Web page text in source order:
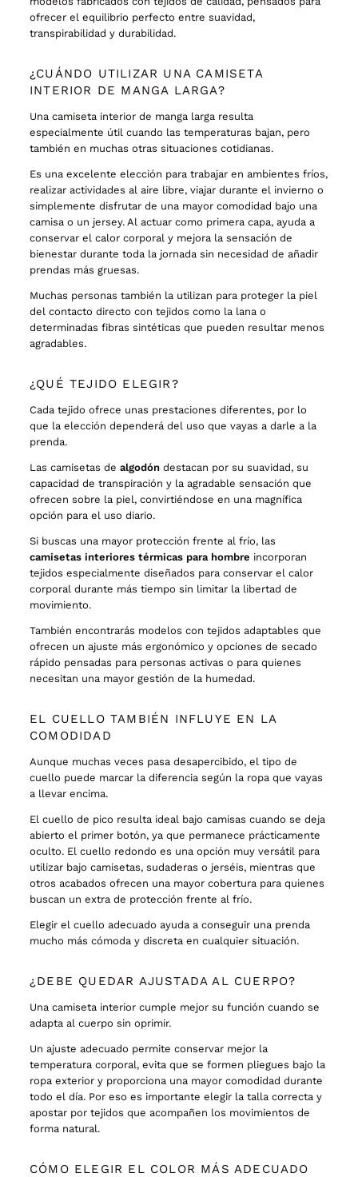
ofrecer el equilibrio perfecto entre suavidad,
transpirabilidad y durabilidad.
¿CUÁNDO UTILIZAR UNA CAMISETA
INTERIOR DE MANGA LARGA?
Una camiseta interior de manga larga resulta
especialmente útil cuando las temperaturas bajan, pero
también en muchas otras situaciones cotidianas.
Es una excelente elección para trabajar en ambientes fríos,
realizar actividades al aire libre, viajar durante el invierno o
simplemente disfrutar de una mayor comodidad bajo una
camisa o un jersey. Al actuar como primera capa, ayuda a
conservar el calor corporal y mejora la sensación de
bienestar durante toda la jornada sin necesidad de añadir
prendas más gruesas.
Muchas personas también la utilizan para proteger la piel
del contacto directo con tejidos como la lana o
determinadas fibras sintéticas que pueden resultar menos
agradables.
¿QUÉ TEJIDO ELEGIR?
Cada tejido ofrece unas prestaciones diferentes, por lo
que la elección dependerá del uso que vayas a darle a la
prenda.
Las camisetas de algodón destacan por su suavidad, su
capacidad de transpiración y la agradable sensación que
ofrecen sobre la piel, convirtiéndose en una magnífica
opción para el uso diario.
Si buscas una mayor protección frente al frío, las
camisetas interiores térmicas para hombre incorporan
tejidos especialmente diseñados para conservar el calor
corporal durante más tiempo sin limitar la libertad de
movimiento.
También encontrarás modelos con tejidos adaptables que
ofrecen un ajuste más ergonómico y opciones de secado
rápido pensadas para personas activas o para quienes
necesitan una mayor gestión de la humedad.
EL CUELLO TAMBIÉN INFLUYE EN LA
COMODIDAD
Aunque muchas veces pasa desapercibido, el tipo de
cuello puede marcar la diferencia según la ropa que vayas
a llevar encima.
El cuello de pico resulta ideal bajo camisas cuando se deja
abierto el primer botón, ya que permanece prácticamente
oculto. El cuello redondo es una opción muy versátil para
utilizar bajo camisetas, sudaderas o jerséis, mientras que
otros acabados ofrecen una mayor cobertura para quienes
buscan un extra de protección frente al frío.
Elegir el cuello adecuado ayuda a conseguir una prenda
mucho más cómoda y discreta en cualquier situación.
¿DEBE QUEDAR AJUSTADA AL CUERPO?
Una camiseta interior cumple mejor su función cuando se
adapta al cuerpo sin oprimir.
Un ajuste adecuado permite conservar mejor la
temperatura corporal, evita que se formen pliegues bajo la
ropa exterior y proporciona una mayor comodidad durante
todo el día. Por eso es importante elegir la talla correcta y
apostar por tejidos que acompañen los movimientos de
forma natural.
CÓMO ELEGIR EL COLOR MÁS ADECUADO